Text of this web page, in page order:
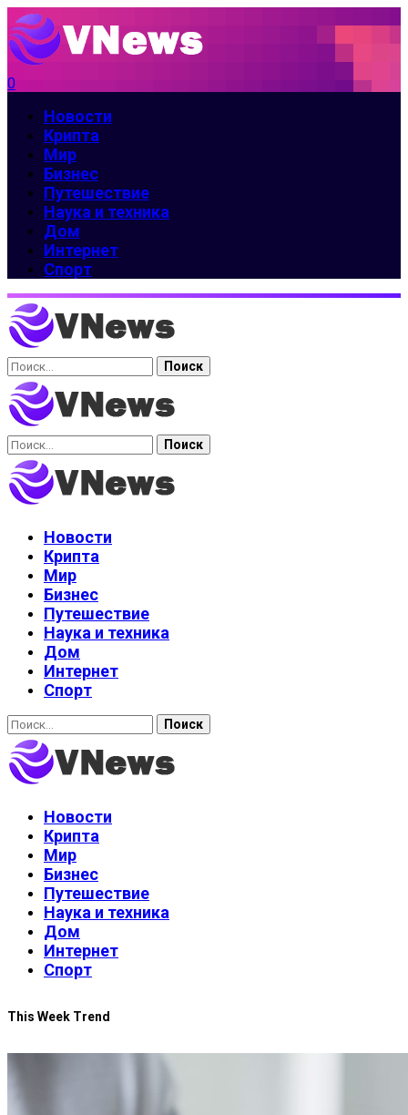
0
Новости
Крипта
Мир
Бизнес
Путешествие
Наука и техника
Дом
Интернет
Спорт
Найти:
Найти:
Новости
Крипта
Мир
Бизнес
Путешествие
Наука и техника
Дом
Интернет
Спорт
Найти:
Новости
Крипта
Мир
Бизнес
Путешествие
Наука и техника
Дом
Интернет
Спорт
This Week Trend